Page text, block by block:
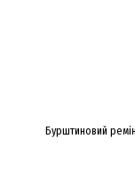
Бурштиновий